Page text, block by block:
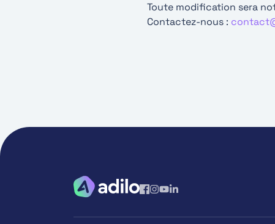
Toute modification sera
Contactez-nous :